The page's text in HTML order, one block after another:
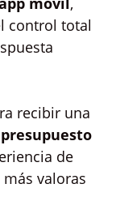
control total
recibir una
presupuesto
de
valoras